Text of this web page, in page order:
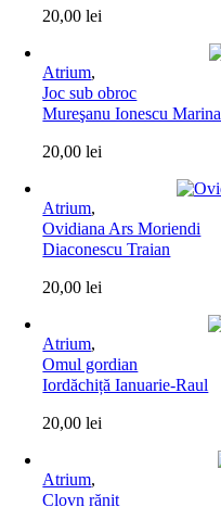
20,00lei
Atrium,
Joc sub obroc
Mureşanu Ionescu Marina
20,00lei
Atrium,
Ovidiana Ars Moriendi
Diaconescu Traian
20,00lei
Atrium,
Omul gordian
Iordăchiță Ianuarie-Raul
20,00lei
Atrium,
Clovn rănit